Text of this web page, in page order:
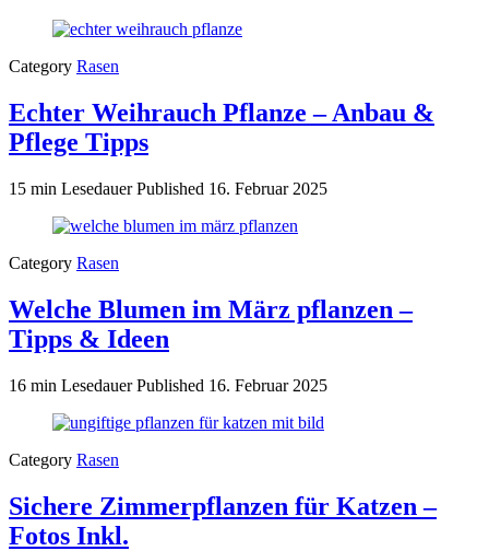
Category Rasen
Echter Weihrauch Pflanze – Anbau &
Pflege Tipps
15 min LesedauerPublished 16. Februar 2025
Category Rasen
Welche Blumen im März pflanzen –
Tipps & Ideen
16 min LesedauerPublished 16. Februar 2025
Category Rasen
Sichere Zimmerpflanzen für Katzen –
Fotos Inkl.